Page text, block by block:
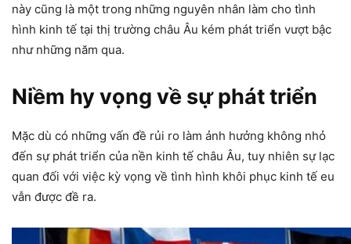
này cũng là một trong những nguyên nhân làm cho tình
hình kinh tế tại thị trường châu Âu kém phát triển vượt bậc
như những năm qua.
Niềm hy vọng về sự phát triển
Mặc dù có những vấn đề rủi ro làm ảnh hưởng không nhỏ
đến sự phát triển của nền kinh tế châu Âu, tuy nhiên sự lạc
quan đối với việc kỳ vọng về tình hình khôi phục kinh tế eu
vẫn được đề ra.